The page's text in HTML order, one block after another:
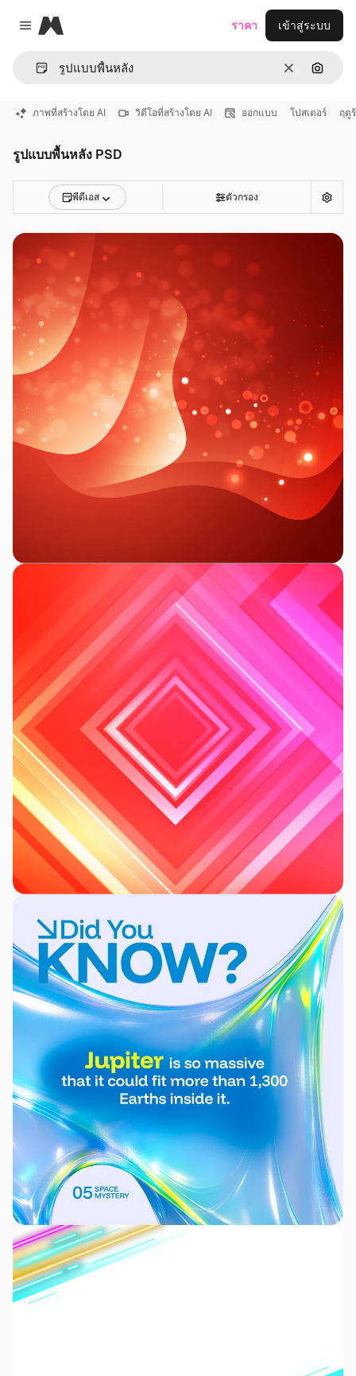
Close menu
Magnific
ชัดเจนค้นหา
ราคา เข้าสู่ระบบ
ภาพที่สร้างโดย AI วิดีโอที่สร้างโดย AI ออกแบบ โปสเตอร์ ฤดู
รูปแบบพื้นหลัง PSD
พีดีเอส ตัวกรอง